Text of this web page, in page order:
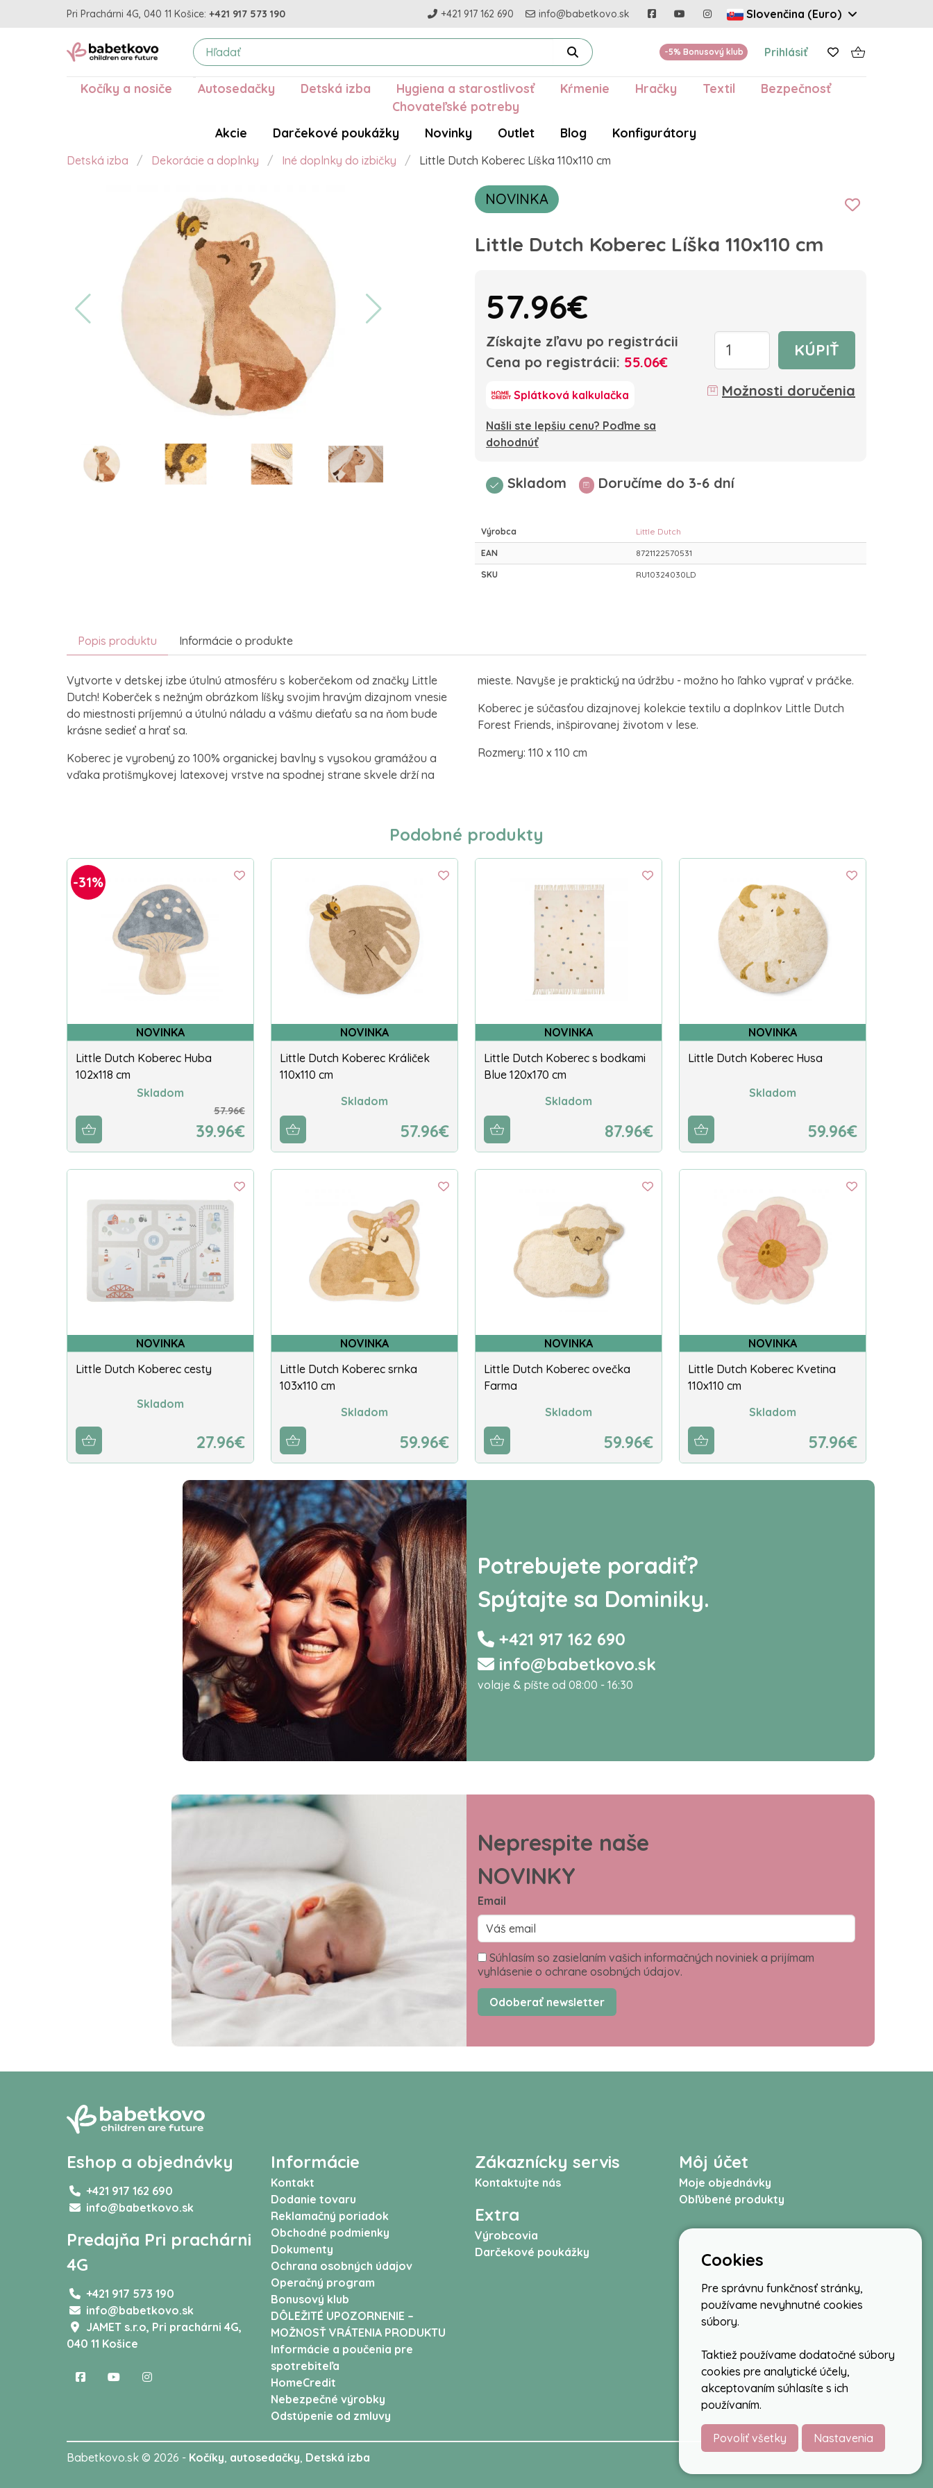
Pri Prachárni 4G, 040 11 Košice: +421 917 573 190 +421 917 162 690 info@babetkovo.sk Slovenčina (Euro)
-5% Bonusový klub Prihlásiť
Kočíky a nosiče Autosedačky Detská izba Hygiena a starostlivosť Kŕmenie Hračky Textil
Bezpečnosť
Chovateľské potreby
Akcie
Darčekové poukážky Novinky Outlet Blog Konfigurátory
Detská izba Dekorácie a doplnky Iné doplnky do izbičky Little Dutch Koberec Líška 110x110 cm
NOVINKA
Little Dutch Koberec Líška 110x110 cm
57.96€
Získajte zľavu po registrácii
Cena po registrácii: 55.06€
Splátková kalkulačka
Našli ste lepšiu cenu? Poďme sa
dohodnúť
KÚPIŤ
Možnosti doručenia
Skladom Doručíme do 3-6 dní
Výrobca Little Dutch
EAN 8721122570531
SKU RU10324030LD
Popis produktu Informácie o produkte
Vytvorte v detskej izbe útulnú atmosféru s koberčekom od značky Little
Dutch! Koberček s nežným obrázkom líšky svojim hravým dizajnom vnesie
do miestnosti príjemnú a útulnú náladu a vášmu dieťaťu sa na ňom bude
krásne sedieť a hrať sa.
Koberec je vyrobený zo 100% organickej bavlny s vysokou gramážou a
vďaka protišmykovej latexovej vrstve na spodnej strane skvele drží na
mieste. Navyše je praktický na údržbu - možno ho ľahko vyprať v práčke.
Koberec je súčasťou dizajnovej kolekcie textilu a doplnkov Little Dutch
Forest Friends, inšpirovanej životom v lese.
Rozmery: 110 x 110 cm
Podobné produkty
-31%
NOVINKA
Little Dutch Koberec Huba
102x118 cm
Skladom
57.96€
39.96€
NOVINKA
Little Dutch Koberec Králiček
110x110 cm
Skladom
57.96€
NOVINKA
Little Dutch Koberec s bodkami
Blue 120x170 cm
Skladom
87.96€
NOVINKA
Little Dutch Koberec Husa
Skladom
59.96€
NOVINKA
Little Dutch Koberec cesty
Skladom
27.96€
NOVINKA
Little Dutch Koberec srnka
103x110 cm
Skladom
59.96€
NOVINKA
Little Dutch Koberec ovečka
Farma
Skladom
59.96€
NOVINKA
Little Dutch Koberec Kvetina
110x110 cm
Skladom
57.96€
Potrebujete poradiť?
Spýtajte sa Dominiky.
+421 917 162 690
info@babetkovo.sk
volaje & píšte od 08:00 - 16:30
Neprespite naše
NOVINKY
Email
Súhlasím so zasielaním vašich informačných noviniek a prijímam
vyhlásenie o ochrane osobných údajov.
Odoberať newsletter
Eshop a objednávky
+421 917 162 690
info@babetkovo.sk
Predajňa Pri prachárni
4G
+421 917 573 190
info@babetkovo.sk
JAMET s.r.o, Pri prachárni 4G,
040 11 Košice
Informácie
Kontakt
Dodanie tovaru
Reklamačný poriadok
Obchodné podmienky
Dokumenty
Ochrana osobných údajov
Operačný program
Bonusový klub
DÔLEŽITÉ UPOZORNENIE –
MOŽNOSŤ VRÁTENIA PRODUKTU
Informácie a poučenia pre
spotrebiteľa
HomeCredit
Nebezpečné výrobky
Odstúpenie od zmluvy
Zákaznícky servis
Kontaktujte nás
Extra
Výrobcovia
Darčekové poukážky
Môj účet
Moje objednávky
Obľúbené produkty
Babetkovo.sk © 2026 - Kočíky, autosedačky, Detská izba
Cookies
Pre správnu funkčnosť stránky,
používame nevyhnutné cookies
súbory.
Taktiež používame dodatočné súbory
cookies pre analytické účely,
akceptovaním súhlasíte s ich
používaním.
Povoliť všetky Nastavenia